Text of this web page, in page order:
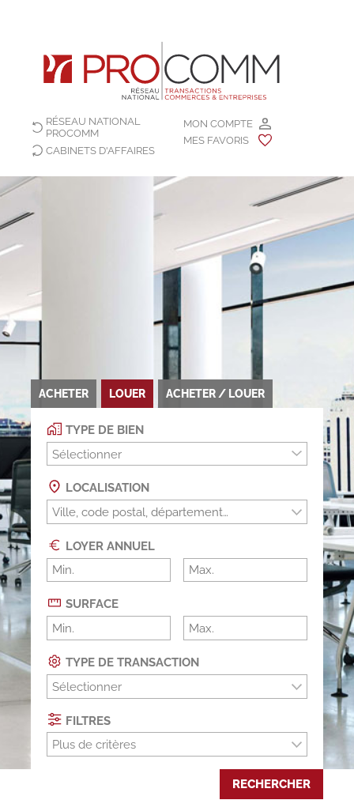
MON COMPTE
MES FAVORIS
RÉSEAU NATIONAL
PROCOMM
CABINETS D'AFFAIRES
ACHETER LOUER ACHETER / LOUER
TYPE DE BIEN
Sélectionner
LOCALISATION
LOYER ANNUEL
SURFACE
TYPE DE TRANSACTION
Sélectionner
FILTRES
Plus de critères
RECHERCHER